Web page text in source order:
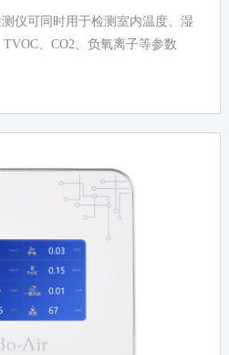
仪可同时用于检测室内温度、湿
、CO2、负氧离子等参数